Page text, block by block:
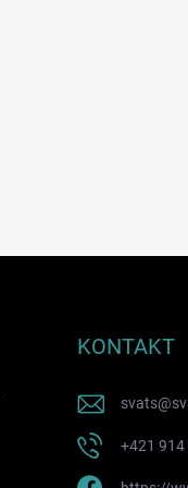
KONTAKT
svats@
+421 914